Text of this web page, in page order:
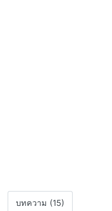
บทความ (15)